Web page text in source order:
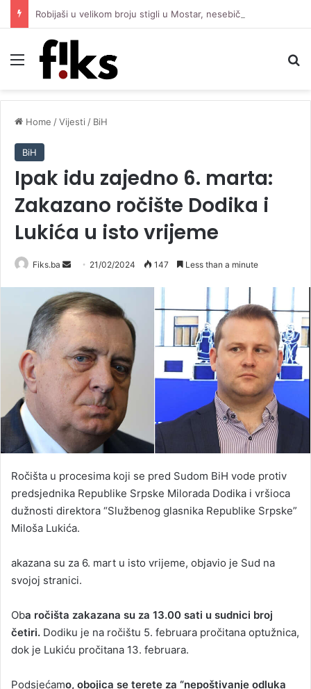
Menu
Home /Vijesti / BiH
BiH
Ipak idu zajedno 6. marta:
Zakazano ročište Dodika i
Lukića u isto vrijeme
Fiks.ba
Send
email
21/02/2024 147 Less than a minute
Ročišta u procesima koji se pred Sudom BiH vode protiv
predsjednika Republike Srpske Milorada Dodika i vršioca
dužnosti direktora “Službenog glasnika Republike Srpske”
Miloša Lukića.
akazana su za 6. mart u isto vrijeme, objavio je Sud na
svojoj stranici.
Oba ročišta zakazana su za 13.00 sati u sudnici broj
četiri. Dodiku je na ročištu 5. februara pročitana optužnica,
dok je Lukiću pročitana 13. februara.
Podsjećamo, obojica se terete za “nepoštivanje odluka